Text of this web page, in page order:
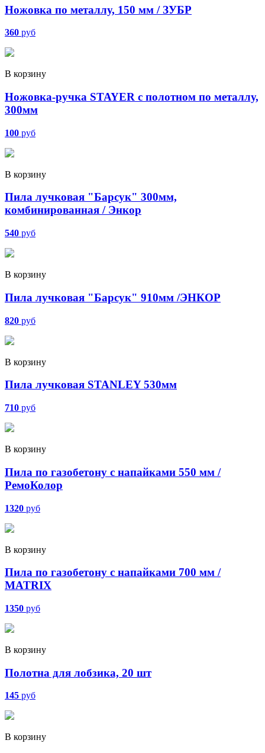
Ножовка по металлу, 150 мм / ЗУБР
360 руб
В корзину
Ножовка-ручка STAYER с полотном по металлу,
300мм
100 руб
В корзину
Пила лучковая "Барсук" 300мм,
комбинированная / Энкор
540 руб
В корзину
Пила лучковая "Барсук" 910мм /ЭНКОР
820 руб
В корзину
Пила лучковая STANLEY 530мм
710 руб
В корзину
Пила по газобетону c напайками 550 мм /
РемоКолор
1320 руб
В корзину
Пила по газобетону c напайками 700 мм /
MATRIX
1350 руб
В корзину
Полотна для лобзика, 20 шт
145 руб
В корзину